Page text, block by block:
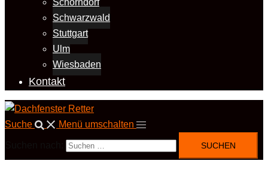
Schorndorf
Schwarzwald
Stuttgart
Ulm
Wiesbaden
Kontakt
Suche Menü umschalten